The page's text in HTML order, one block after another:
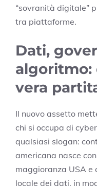
“sovranità digitale”
tra piattaforme.
Dati,
algoritmo:
vera
Il nuovo assetto
chi si occupa di
qualsiasi slogan:
americana nasce
maggioranza USA e
locale dei dati, in